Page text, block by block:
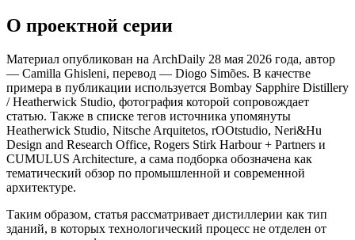
О проектной серии
Материал опубликован на ArchDaily 28 мая 2026 года, автор
— Camilla Ghisleni, перевод — Diogo Simões. В качестве
примера в публикации используется Bombay Sapphire Distillery
/ Heatherwick Studio, фотография которой сопровождает
статью. Также в списке тегов источника упомянуты
Heatherwick Studio, Nitsche Arquitetos, rOOtstudio, Neri&Hu
Design and Research Office, Rogers Stirk Harbour + Partners и
CUMULUS Architecture, а сама подборка обозначена как
тематический обзор по промышленной и современной
архитектуре.
Таким образом, статья рассматривает дистиллерии как тип
зданий, в которых технологический процесс не отделен от